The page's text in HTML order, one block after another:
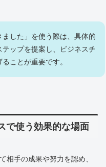
ました」を使う際は、具体的
テップを提案し、ビジネスチ
ことが重要です。
で使う効果的な場面
相手の成果や努力を認め、